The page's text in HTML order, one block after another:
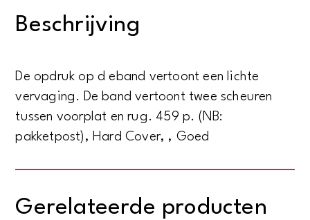
Beschrijving
De opdruk op d eband vertoont een lichte
vervaging. De band vertoont twee scheuren
tussen voorplat en rug. 459 p. (NB:
pakketpost), Hard Cover, , Goed
Gerelateerde producten